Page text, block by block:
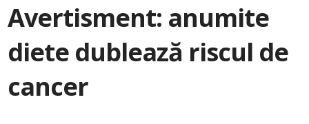
Avertisment: anumite
diete dublează riscul de
cancer